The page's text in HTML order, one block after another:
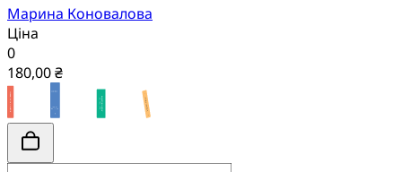
Марина Коновалова
Ціна
0
180,00 ₴